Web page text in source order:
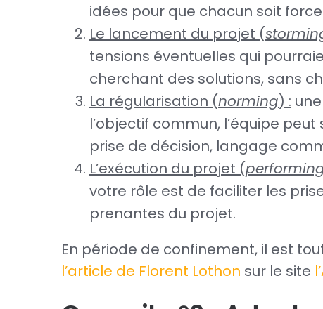
idées pour que chacun soit
Le lancement du projet (
tensions éventuelles qui
cherchant des solutions, sans
La régularisation (norming) :
l’objectif commun, l’équipe
prise de décision, langage
L’exécution du projet (
votre rôle est de faciliter les
prenantes du projet.
En période de confinement, il est
l’article de Florent Lothon sur le site